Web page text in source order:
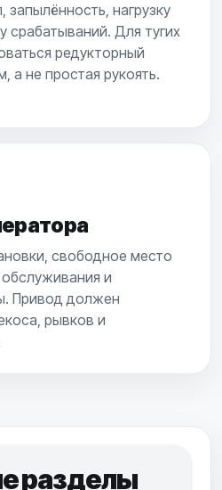
нагрузку
срабатываний. Для тугих
редукторный
а не простая рукоять.
свободное место
обслуживания и
Привод должен
рывков и
разделы